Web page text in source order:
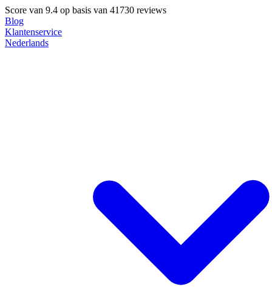
Score van 9.4 op basis van 41730 reviews
Blog
Klantenservice
Nederlands